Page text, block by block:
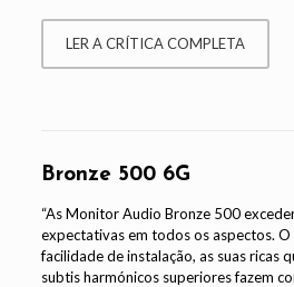
LER A CRÍTICA COMPLETA
Bronze 500 6G
“As Monitor Audio Bronze 500
expectativas em todos os aspectos. O
facilidade de instalação, as suas ricas
subtis harmónicos superiores fazem